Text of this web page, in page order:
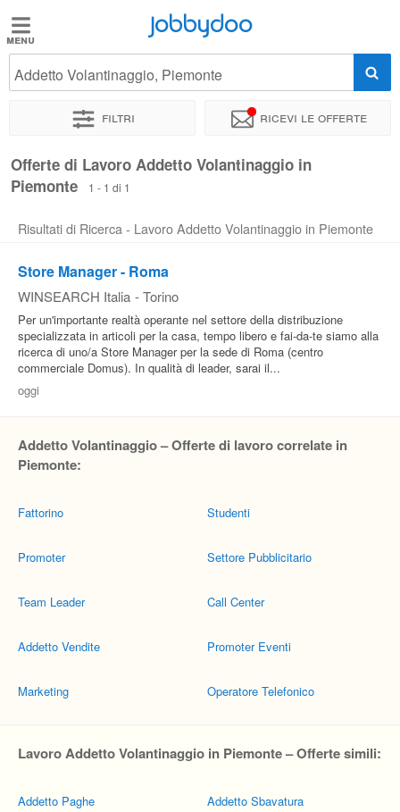
Jobbydoo
Offerte
Stipendi
professioni
Blog
Offerte
Area
Jobbydoo
Addetto Volantinaggio, Piemonte
Filtri Ricevi le offerte
Offerte di Lavoro Addetto Volantinaggio in
Piemonte
1 - 1 di 1
Risultati di Ricerca - Lavoro Addetto Volantinaggio in Piemonte
Store Manager - Roma
WINSEARCH Italia - Torino
Per un'importante realtà operante nel settore della distribuzione
specializzata in articoli per la casa, tempo libero e fai-da-te siamo alla
ricerca di uno/a Store Manager per la sede di Roma (centro
commerciale Domus). In qualità di leader, sarai il...
oggi
Addetto Volantinaggio – Offerte di lavoro correlate in
Piemonte:
Fattorino
Promoter
Team Leader
Addetto Vendite
Marketing
Studenti
Settore Pubblicitario
Call Center
Promoter Eventi
Operatore Telefonico
Lavoro Addetto Volantinaggio in Piemonte – Offerte simili:
Addetto Paghe Addetto Sbavatura